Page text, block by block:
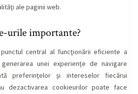
ale paginii web.
urile importante?
central al funcţionării eficiente a
unei experienţe de navigare
preferinţelor şi intereselor fiecărui
dezactivarea cookieurilor poate face